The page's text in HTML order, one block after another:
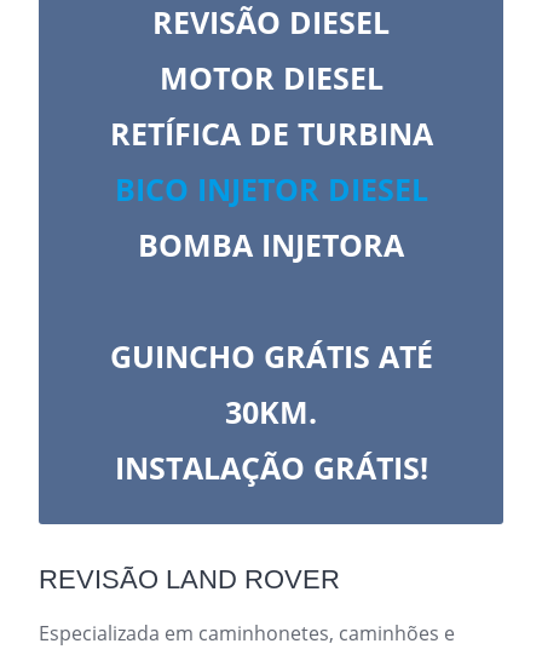
REVISÃO DIESEL
MOTOR DIESEL
RETÍFICA DE TURBINA
BICO INJETOR DIESEL
BOMBA INJETORA
GUINCHO GRÁTIS ATÉ
30KM.
INSTALAÇÃO GRÁTIS!
REVISÃO LAND ROVER
Especializada em caminhonetes, caminhões e